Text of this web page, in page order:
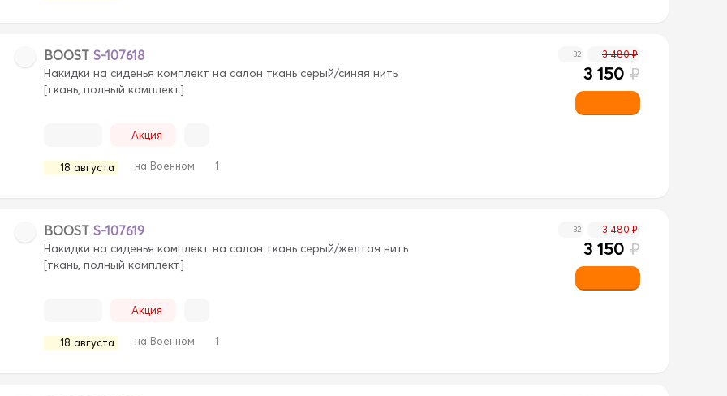
BOOST S-107618
Накидки на сиденья комплект на салон ткань серый/синяя нить
[ткань, полный комплект]
Акция
18 августа на Военном 1
32 3 480 ₽
3 150 ₽
BOOST S-107619
Накидки на сиденья комплект на салон ткань серый/желтая нить
[ткань, полный комплект]
Акция
18 августа на Военном 1
32 3 480 ₽
3 150 ₽